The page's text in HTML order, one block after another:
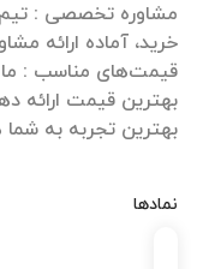
مشاوره تخصصی : تیم
قیمت‌های مناسب : ما
بهترین قیمت ارائه
بهترین تجربه به
نمادها